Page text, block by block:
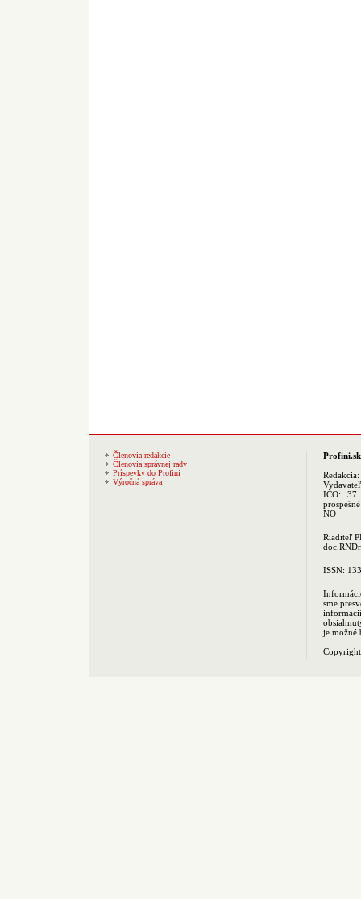
Členovia redakcie
Členovia správnej rady
Príspevky do Profini
Výročná správa
Profini.sk
Redakcia:
IČO: 37
NO
Riaditeľ
ISSN:
sme
je možné